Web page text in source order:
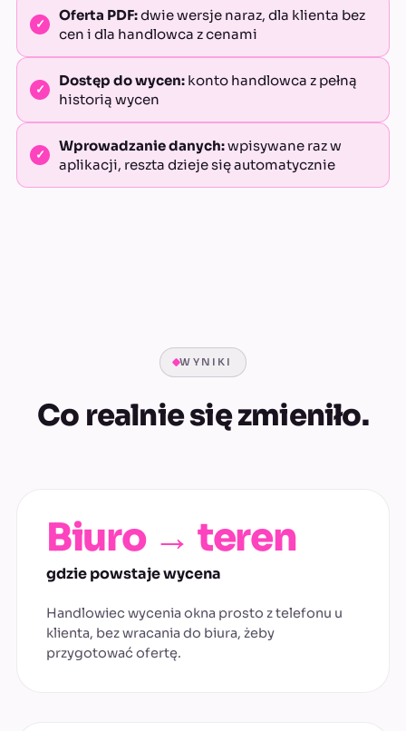
Oferta PDF:dwie wersje naraz, dla klienta bez
cen i dla handlowca z cenami
Dostęp do wycen: konto handlowca z pełną
historią wycen
Wprowadzanie danych:wpisywane raz w
aplikacji, reszta dzieje się automatycznie
WYNIKI
Co realnie się zmieniło.
Biuro → teren
gdzie powstaje wycena
Handlowiec wycenia okna prosto z telefonu u
klienta, bez wracania do biura, żeby
przygotować ofertę.